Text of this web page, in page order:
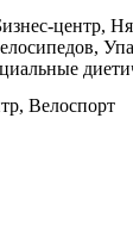
центр,
Велоспорт